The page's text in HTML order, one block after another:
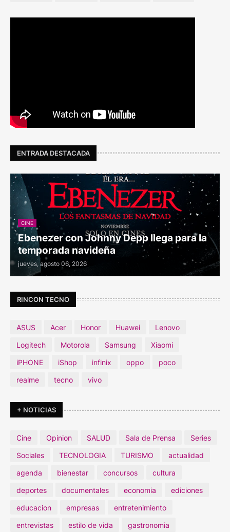
ENTRADA DESTACADA
CINE
Ebenezer con Johnny Depp llega para la
temporada navideña
jueves, agosto 06, 2026
RINCON TECNO
ASUS Acer Honor Huawei
Lenovo
Logitech
Motorola Samsung
Xiaomi
iPHONE
iShop infinix oppo
poco
realme
tecno vivo
+ NOTICIAS
Cine Opinion SALUD Sala de Prensa
Series
Sociales
TECNOLOGIA TURISMO
actualidad
agenda
bienestar concursos
cultura
deportes
documentales economia
ediciones
educacion
empresas
entretenimiento
entrevistas
estilo de vida
gastronomia